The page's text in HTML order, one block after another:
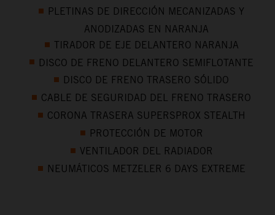
PLETINAS DE DIRECCIÓN MECANIZADAS Y
ANODIZADAS EN NARANJA
TIRADOR DE EJE DELANTERO NARANJA
DISCO DE FRENO DELANTERO SEMIFLOTANTE
DISCO DE FRENO TRASERO SÓLIDO
CABLE DE SEGURIDAD DEL FRENO TRASERO
CORONA TRASERA SUPERSPROX STEALTH
PROTECCIÓN DE MOTOR
VENTILADOR DEL RADIADOR
NEUMÁTICOS METZELER 6 DAYS EXTREME